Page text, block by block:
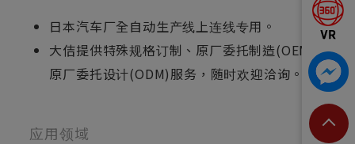
日本汽车厂全自动生产线上连线专用。
大佶提供特殊规格订制、原厂委托制造(OEM)及
原厂委托设计(ODM)服务，随时欢迎洽询。
应用领域